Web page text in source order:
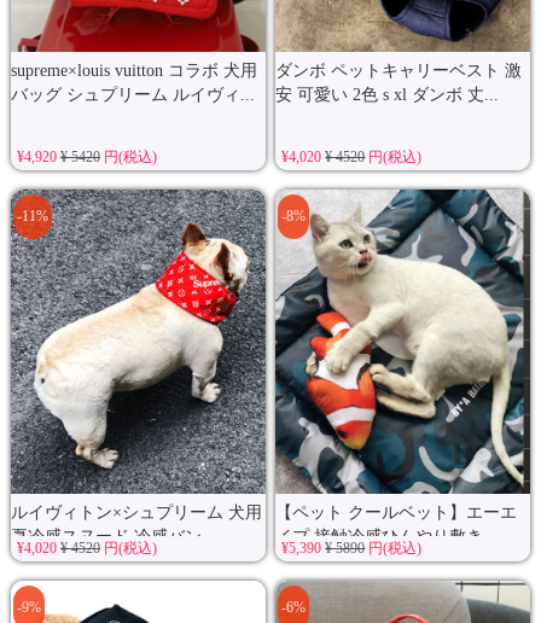
supreme×louis vuitton コラボ 犬用
バッグ シュプリーム ルイヴィ...
¥4,920 ¥ 5420円(税込)
ダンボ ペットキャリーベスト 激
安 可愛い 2色 s xl ダンボ 丈...
¥4,020¥ 4520円(税込)
ルイヴィトン×シュプリーム 犬用
夏冷感スヌード 冷感バン...
-11%
¥4,020 ¥ 4520円(税込)
【ペット クールベット】エーエ
イプ 接触冷感ひんやり敷き...
-8%
¥5,390¥ 5890円(税込)
-9% -6%